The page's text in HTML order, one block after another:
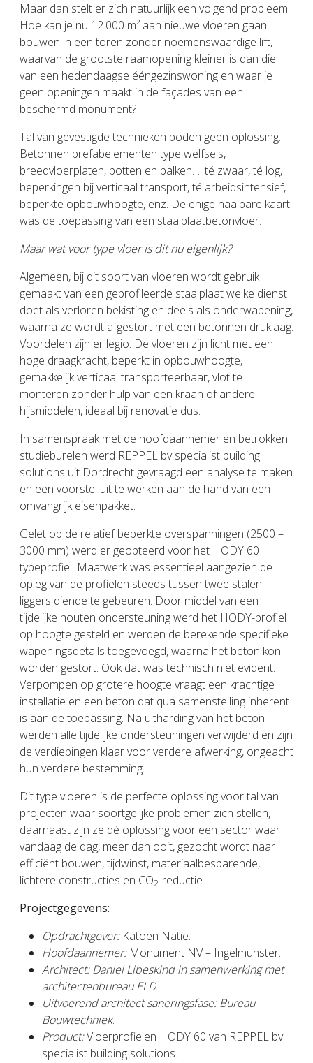
Maar dan stelt er zich natuurlijk een volgend probleem:
Hoe kan je nu 12.000 m² aan nieuwe vloeren gaan
bouwen in een toren zonder noemenswaardige lift,
waarvan de grootste raamopening kleiner is dan die
van een hedendaagse ééngezinswoning en waar je
geen openingen maakt in de façades van een
beschermd monument?
Tal van gevestigde technieken boden geen oplossing.
Betonnen prefabelementen type welfsels,
breedvloerplaten, potten en balken…. té zwaar, té log,
beperkingen bij verticaal transport, té arbeidsintensief,
beperkte opbouwhoogte, enz. De enige haalbare kaart
was de toepassing van een staalplaatbetonvloer.
Maar wat voor type vloer is dit nu eigenlijk?
Algemeen, bij dit soort van vloeren wordt gebruik
gemaakt van een geprofileerde staalplaat welke dienst
doet als verloren bekisting en deels als onderwapening,
waarna ze wordt afgestort met een betonnen druklaag.
Voordelen zijn er legio. De vloeren zijn licht met een
hoge draagkracht, beperkt in opbouwhoogte,
gemakkelijk verticaal transporteerbaar, vlot te
monteren zonder hulp van een kraan of andere
hijsmiddelen, ideaal bij renovatie dus.
In samenspraak met de hoofdaannemer en betrokken
studieburelen werd REPPEL bv specialist building
solutions uit Dordrecht gevraagd een analyse te maken
en een voorstel uit te werken aan de hand van een
omvangrijk eisenpakket.
Gelet op de relatief beperkte overspanningen (2500 –
3000 mm) werd er geopteerd voor het HODY 60
typeprofiel. Maatwerk was essentieel aangezien de
opleg van de profielen steeds tussen twee stalen
liggers diende te gebeuren. Door middel van een
tijdelijke houten ondersteuning werd het HODY-profiel
op hoogte gesteld en werden de berekende specifieke
wapeningsdetails toegevoegd, waarna het beton kon
worden gestort. Ook dat was technisch niet evident.
Verpompen op grotere hoogte vraagt een krachtige
installatie en een beton dat qua samenstelling inherent
is aan de toepassing. Na uitharding van het beton
werden alle tijdelijke ondersteuningen verwijderd en zijn
de verdiepingen klaar voor verdere afwerking, ongeacht
hun verdere bestemming.
Dit type vloeren is de perfecte oplossing voor tal van
projecten waar soortgelijke problemen zich stellen,
daarnaast zijn ze dé oplossing voor een sector waar
vandaag de dag, meer dan ooit, gezocht wordt naar
efficiënt bouwen, tijdwinst, materiaalbesparende,
lichtere constructies en CO2-reductie.
Projectgegevens:
Opdrachtgever:Katoen Natie.
Hoofdaannemer: Monument NV – Ingelmunster.
Architect: Daniel Libeskind in samenwerking met
architectenbureau ELD.
Uitvoerend architect saneringsfase: Bureau
Bouwtechniek.
Product:Vloerprofielen HODY 60 van REPPEL bv
specialist building solutions.